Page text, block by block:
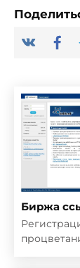
Биржа